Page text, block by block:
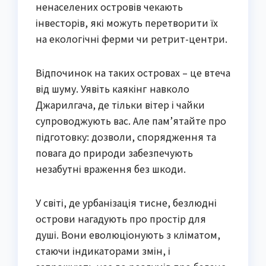
ненаселених островів чекають
інвесторів, які можуть перетворити їх
на екологічні ферми чи ретрит-центри.
Відпочинок на таких островах – це втеча
від шуму. Уявіть каякінг навколо
Джарилгача, де тільки вітер і чайки
супроводжують вас. Але пам’ятайте про
підготовку: дозволи, спорядження та
повага до природи забезпечують
незабутні враження без шкоди.
У світі, де урбанізація тисне, безлюдні
острови нагадують про простір для
душі. Вони еволюціонують з кліматом,
стаючи індикаторами змін, і